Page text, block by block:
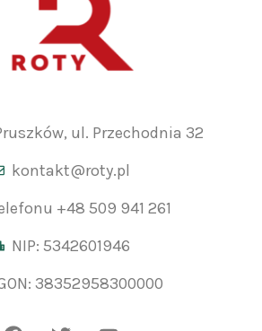
ul. Przechodnia 32
kontakt@roty.pl
+48 509 941 261
NIP: 5342601946
38352958300000